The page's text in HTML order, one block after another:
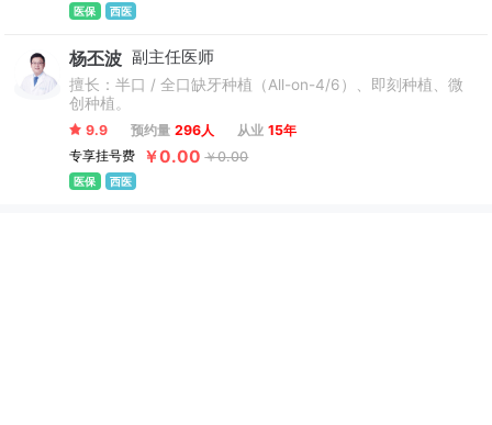
医保 西医
杨丕波 副主任医师
擅长：半口 / 全口缺牙种植（All-on-4/6）、即刻种植、微
创种植。
9.9 预约量 296人 从业 15年
专享挂号费
￥0.00 ￥0.00
医保 西医